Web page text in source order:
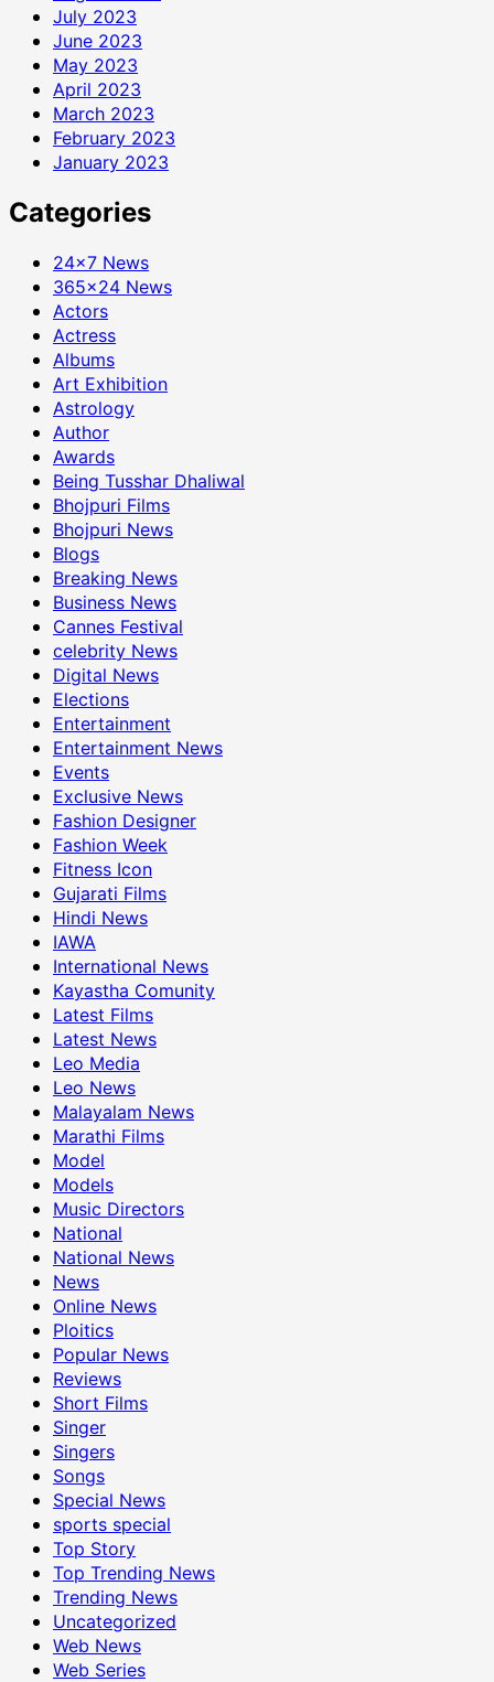
July 2023
June 2023
May 2023
April 2023
March 2023
February 2023
January 2023
Categories
24×7 News
365×24 News
Actors
Actress
Albums
Art Exhibition
Astrology
Author
Awards
Being Tusshar Dhaliwal
Bhojpuri Films
Bhojpuri News
Blogs
Breaking News
Business News
Cannes Festival
celebrity News
Digital News
Elections
Entertainment
Entertainment News
Events
Exclusive News
Fashion Designer
Fashion Week
Fitness Icon
Gujarati Films
Hindi News
IAWA
International News
Kayastha Comunity
Latest Films
Latest News
Leo Media
Leo News
Malayalam News
Marathi Films
Model
Models
Music Directors
National
National News
News
Online News
Ploitics
Popular News
Reviews
Short Films
Singer
Singers
Songs
Special News
sports special
Top Story
Top Trending News
Trending News
Uncategorized
Web News
Web Series